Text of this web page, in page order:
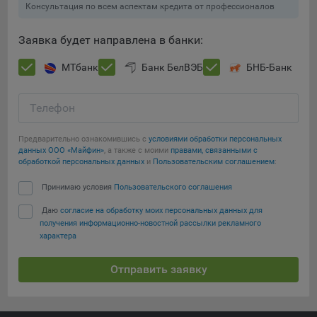
Подобные функции улучшают условия работы
контента. Данные файлы cookie собирают информацию о
выбранном пользователем городе и других местных
настраивать сайт.
9.4. Аналитические файлы cookie, например
Яндекс.Метрика, Google Analytics. Данные файлы cookie
собирают информацию о том, как пользователь
использовал сайты, и позволяют Обществу вносить в них
улучшения.
сайта Общества посещаются чаще всего, помогают
выявлять трудности, возникающие при использовании
рекламы. Благодаря этому у Общества есть возможность
Сохранить мои изменения
Сохранить по умолчанию
Консультация по всем аспектам кредита от профессионалов
Заявка будет направлена в банки:
МТбанк Банк БелВЭБ БНБ-Банк
Телефон
Предварительно ознакомившись с условиями обработки персональных
данных ООО «Майфин», а также с моими правами, связанными с
обработкой персональных данных и Пользовательским соглашением:
Принимаю условия Пользовательского соглашения
Даю согласие на обработку моих персональных данных для
получения информационно-новостной рассылки рекламного
характера
Отправить заявку